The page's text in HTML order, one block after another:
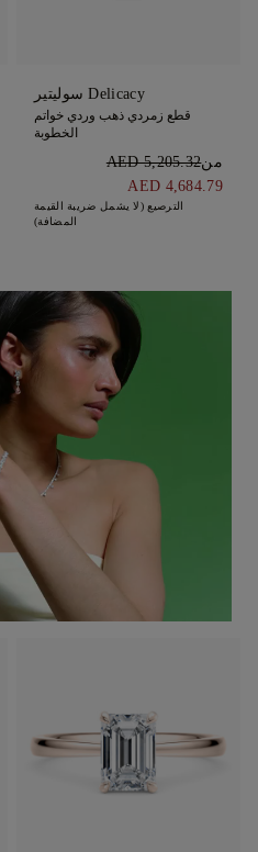
Delicacy سوليتير
قطع زمردي ذهب وردي خواتم
الخطوبة
منAED 5,205.32
AED 4,684.79
الترصيع (لا يشمل ضريبة القيمة
المضافة)